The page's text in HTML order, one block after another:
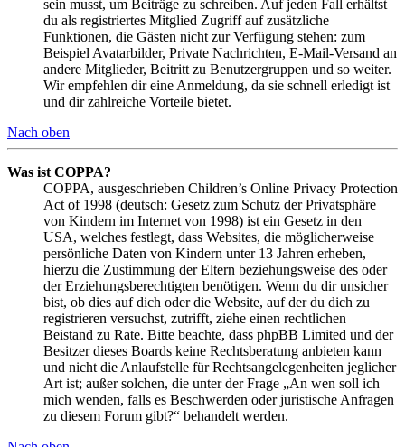
sein musst, um Beiträge zu schreiben. Auf jeden Fall erhältst
du als registriertes Mitglied Zugriff auf zusätzliche
Funktionen, die Gästen nicht zur Verfügung stehen: zum
Beispiel Avatarbilder, Private Nachrichten, E-Mail-Versand an
andere Mitglieder, Beitritt zu Benutzergruppen und so weiter.
Wir empfehlen dir eine Anmeldung, da sie schnell erledigt ist
und dir zahlreiche Vorteile bietet.
Nach oben
Was ist COPPA?
COPPA, ausgeschrieben Children’s Online Privacy Protection
Act of 1998 (deutsch: Gesetz zum Schutz der Privatsphäre
von Kindern im Internet von 1998) ist ein Gesetz in den
USA, welches festlegt, dass Websites, die möglicherweise
persönliche Daten von Kindern unter 13 Jahren erheben,
hierzu die Zustimmung der Eltern beziehungsweise des oder
der Erziehungsberechtigten benötigen. Wenn du dir unsicher
bist, ob dies auf dich oder die Website, auf der du dich zu
registrieren versuchst, zutrifft, ziehe einen rechtlichen
Beistand zu Rate. Bitte beachte, dass phpBB Limited und der
Besitzer dieses Boards keine Rechtsberatung anbieten kann
und nicht die Anlaufstelle für Rechtsangelegenheiten jeglicher
Art ist; außer solchen, die unter der Frage „An wen soll ich
mich wenden, falls es Beschwerden oder juristische Anfragen
zu diesem Forum gibt?“ behandelt werden.